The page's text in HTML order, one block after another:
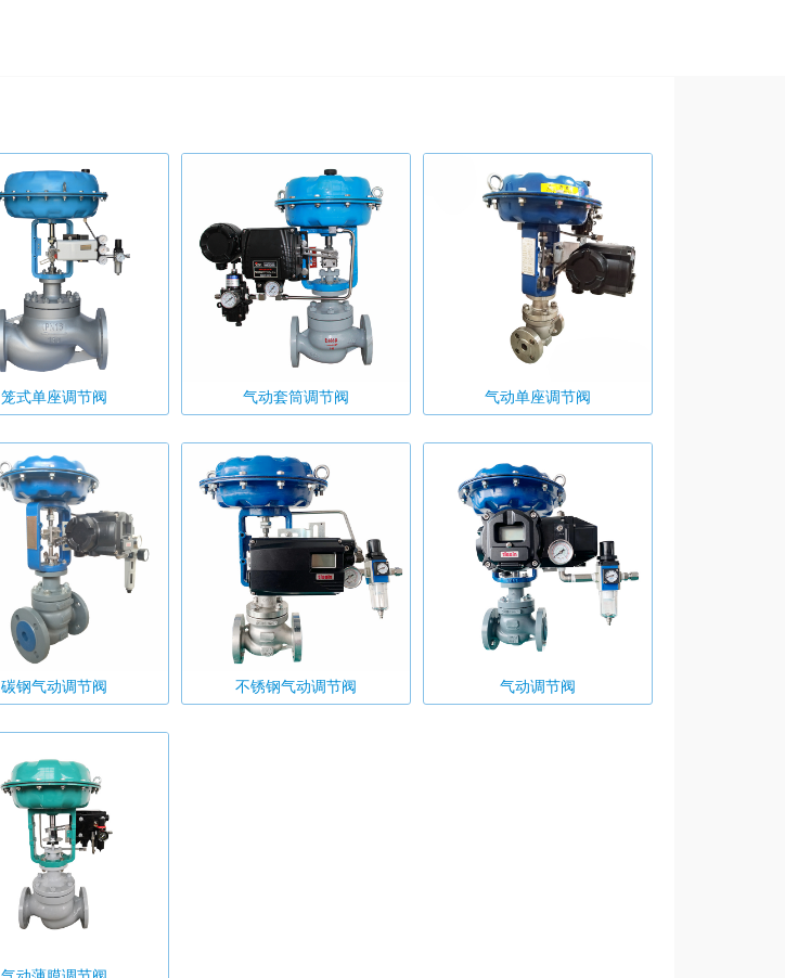
笼式单座调节阀 气动套筒调节阀 气动单座调节阀
碳钢气动调节阀 不锈钢气动调节阀 气动调节阀